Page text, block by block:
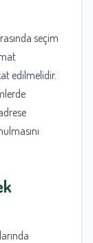
seçim
edilmelidir.